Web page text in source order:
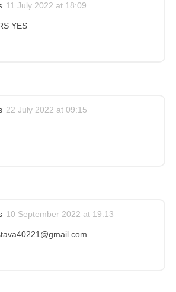
11 July 2022 at 18:09
YES
22 July 2022 at 09:15
10 September 2022 at 19:13